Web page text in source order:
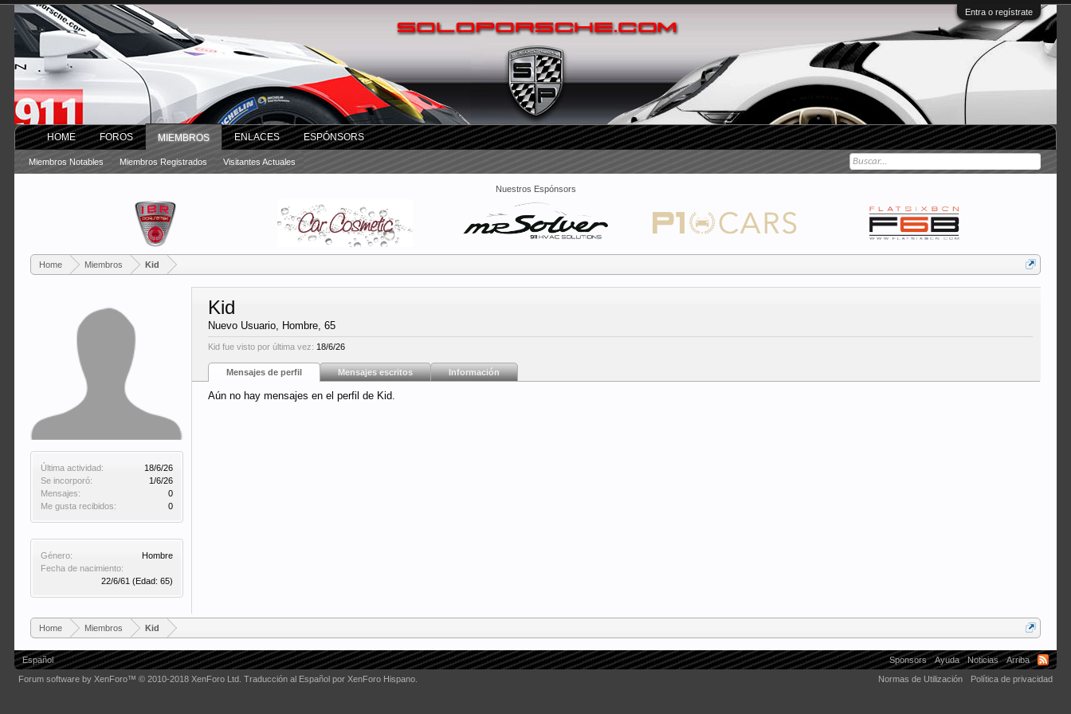
Entra o regístrate
Nuestros Espónsors
Home Miembros Kid
Última actividad:
18/6/26
Se incorporó:
1/6/26
Mensajes:
0
Me gusta recibidos:
0
Género:
Hombre
Fecha de nacimiento:
22/6/61 (Edad: 65)
Kid
Nuevo Usuario, Hombre, 65
Kid fue visto por última vez: 18/6/26
Mensajes de perfil Mensajes escritos Información
Aún no hay mensajes en el perfil de Kid.
Home Miembros Kid
HOME FOROS MIEMBROS
Miembros Notables Miembros Registrados Visitantes Actuales
ENLACES ESPÓNSORS
Español Sponsors Ayuda Noticias
Arriba
Normas de Utilización
Política de privacidad
Forum software by XenForo™© 2010-2018 XenForo Ltd. Traducción al Español por XenForo Hispano.